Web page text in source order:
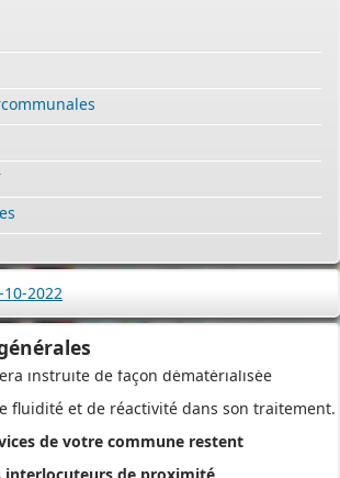
2022
toutes les pièces de votre dossier
où que vous soyez, dans le cadre d’une
démarche simplifiée.
vos demandes en de multiples
des plis en recommandé avec accusé de
réception
aux horaires d’ouverture de votre mairie : en
de temps. Vous pouvez également suivre en
du traitement de votre demande,
de la mairie, etc. Une fois déposée, votre
instruite de façon dématérialisée
fluidité et de réactivité dans son traitement.
de votre commune restent